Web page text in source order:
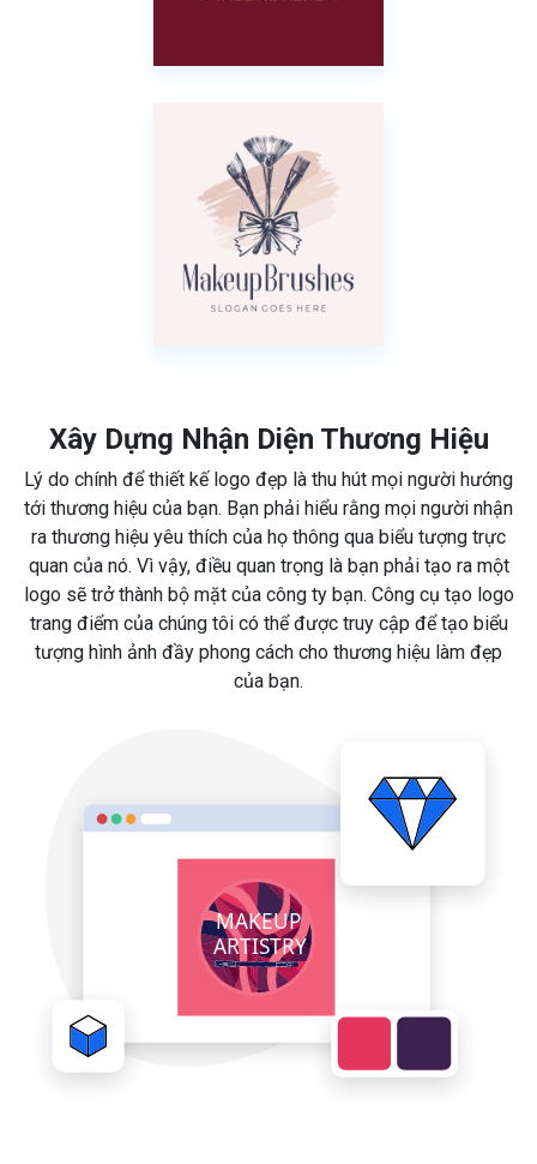
Xây Dựng Nhận Diện Thương Hiệu
Lý do chính để thiết kế logo đẹp là thu hút mọi người hướng
tới thương hiệu của bạn. Bạn phải hiểu rằng mọi người nhận
ra thương hiệu yêu thích của họ thông qua biểu tượng trực
quan của nó. Vì vậy, điều quan trọng là bạn phải tạo ra một
logo sẽ trở thành bộ mặt của công ty bạn. Công cụ tạo logo
trang điểm của chúng tôi có thể được truy cập để tạo biểu
tượng hình ảnh đầy phong cách cho thương hiệu làm đẹp
của bạn.